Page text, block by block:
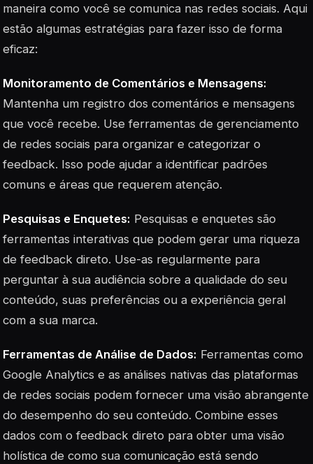
maneira como você se comunica nas redes sociais. Aqui
estão algumas estratégias para fazer isso de forma
eficaz:
Monitoramento de Comentários e Mensagens:
Mantenha um registro dos comentários e mensagens
que você recebe. Use ferramentas de gerenciamento
de redes sociais para organizar e categorizar o
feedback. Isso pode ajudar a identificar padrões
comuns e áreas que requerem atenção.
Pesquisas e Enquetes: Pesquisas e enquetes são
ferramentas interativas que podem gerar uma riqueza
de feedback direto. Use-as regularmente para
perguntar à sua audiência sobre a qualidade do seu
conteúdo, suas preferências ou a experiência geral
com a sua marca.
Ferramentas de Análise de Dados: Ferramentas como
Google Analytics e as análises nativas das plataformas
de redes sociais podem fornecer uma visão abrangente
do desempenho do seu conteúdo. Combine esses
dados com o feedback direto para obter uma visão
holística de como sua comunicação está sendo